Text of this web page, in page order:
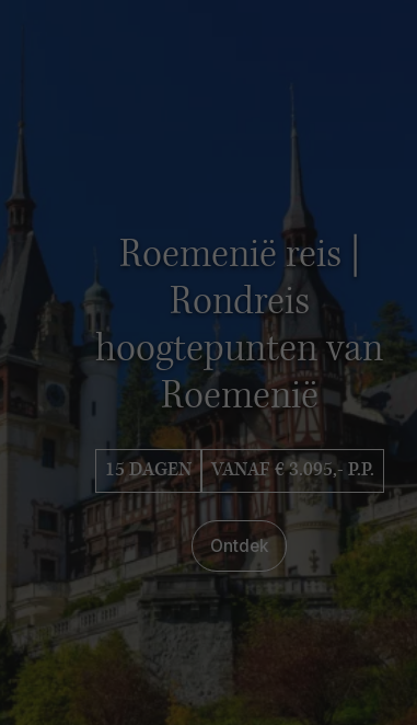
Roemenië reis |
Rondreis
hoogtepunten van
Roemenië
15 DAGEN VANAF € 3.095,- P.P.
Ontdek